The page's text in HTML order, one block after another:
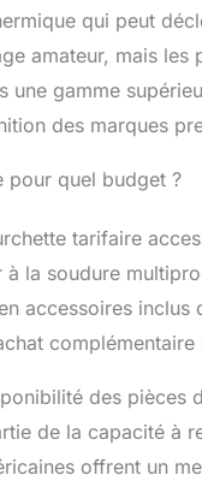
qui peut
amateur, mais les
gamme
des marques
pour quel budget ?
tarifaire
la soudure
accessoires
complémentaire
des
de la capacité à
offrent un